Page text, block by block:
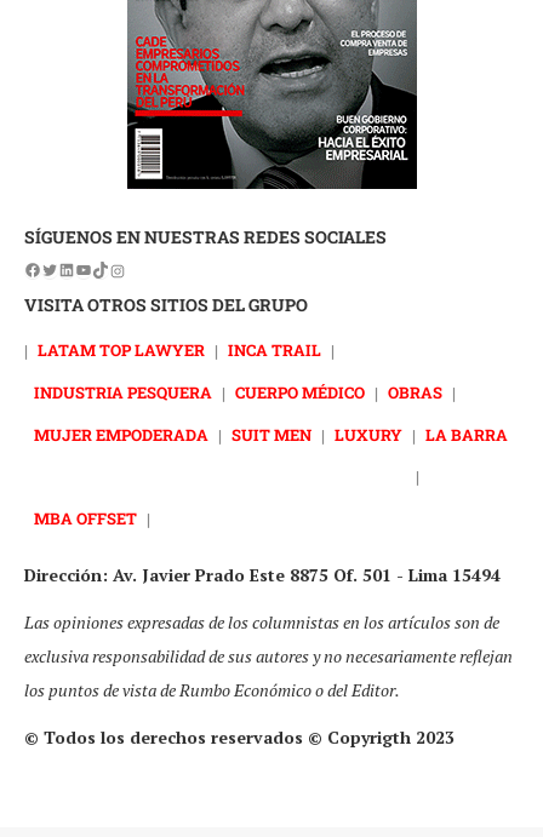
SÍGUENOS EN NUESTRAS REDES SOCIALES
VISITA OTROS SITIOS DEL GRUPO
| LATAM TOP LAWYER | INCA TRAIL |
INDUSTRIA PESQUERA | CUERPO MÉDICO | OBRAS |
MUJER EMPODERADA | SUIT MEN | LUXURY | LA BARRA
|
MBA OFFSET |
Dirección: Av. Javier Prado Este 8875 Of. 501 - Lima 15494
Las opiniones expresadas de los columnistas en los artículos son de
exclusiva responsabilidad de sus autores y no necesariamente reflejan
los puntos de vista de Rumbo Económico o del Editor.
© Todos los derechos reservados © Copyrigth 2023